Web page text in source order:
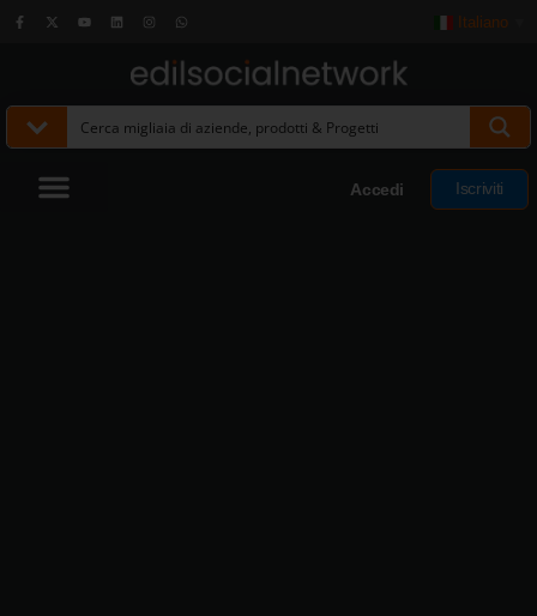
Italiano
Accedi Iscriviti